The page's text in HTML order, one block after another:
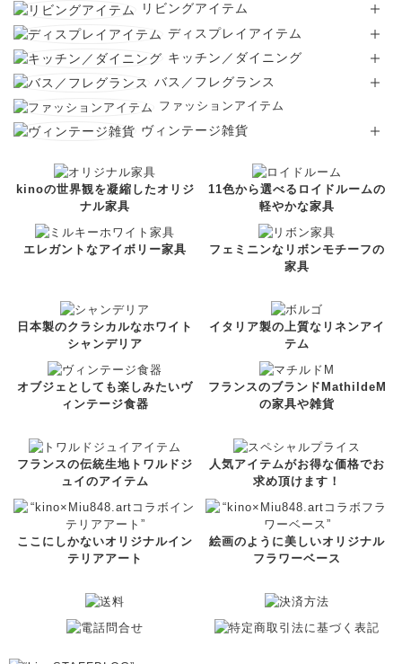
リビングアイテム
ディスプレイアイテム
キッチン／ダイニング
バス／フレグランス
ファッションアイテム
ヴィンテージ雑貨
kinoの世界観を凝縮したオリジ
ナル家具
11色から選べるロイドルームの
軽やかな家具
エレガントなアイボリー家具
フェミニンなリボンモチーフの
家具
日本製のクラシカルなホワイト
シャンデリア
イタリア製の上質なリネンアイ
テム
オブジェとしても楽しみたいヴ
ィンテージ食器
フランスのブランドMathildeM
の家具や雑貨
フランスの伝統生地トワルドジ
ュイのアイテム
人気アイテムがお得な価格でお
求め頂けます！
ここにしかないオリジナルイン
テリアアート
絵画のように美しいオリジナル
フラワーベース